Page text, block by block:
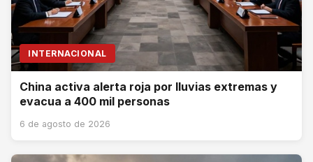
INTERNACIONAL
China activa alerta roja por lluvias extremas y
evacua a 400 mil personas
6 de agosto de 2026